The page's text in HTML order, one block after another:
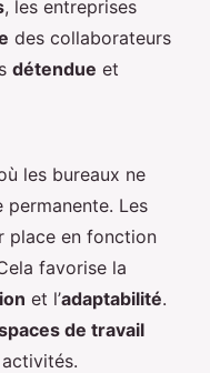
, les entreprises
des collaborateurs
détendue et
les bureaux ne
Les
place en fonction
favorise la
et l’adaptabilité.
de travail